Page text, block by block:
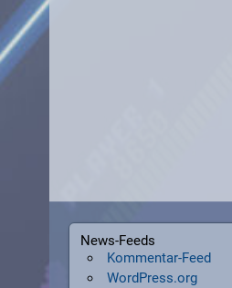
News-Feeds
Kommentar-Feed
WordPress.org